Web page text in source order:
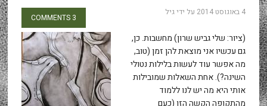
4 באוגוסט 2014 על ידיגיל
3 COMMENTS
(ציור: שלי גביש שרון) מחשבות. כן,
גם עכשיו אני מוצאת להן זמן (טוב,
מה אפשר עוד לעשות בלילות נטולי
השינה?). אחת השאלות שמובילות
אותי היא מה יש לנו ללמוד
מהתקופה הקשה הזו (כעם